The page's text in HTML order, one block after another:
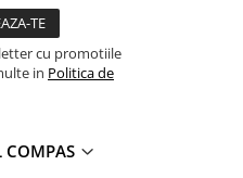
cu promotiile
in Politica de